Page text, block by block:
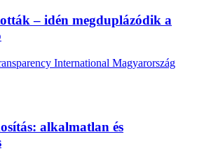
– idén megduplázódik a
International Magyarország
alkalmatlan és